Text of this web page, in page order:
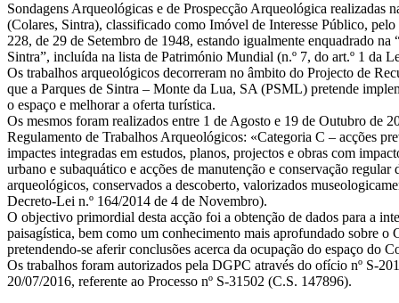
Sondagens Arqueológicas e de Prospecção Arqueológica realizadas
(Colares, Sintra), classificado como Imóvel de Interesse Público,
228, de 29 de Setembro de 1948, estando igualmente enquadrado na
Sintra”, incluída na lista de Património Mundial (n.º 7, do art.º 1 da
Os trabalhos arqueológicos decorreram no âmbito do Projecto de
que a Parques de Sintra – Monte da Lua, SA (PSML) pretende
o espaço e melhorar a oferta turística.
Os mesmos foram realizados entre 1 de Agosto e 19 de Outubro de
Regulamento de Trabalhos Arqueológicos: «Categoria C – acções
impactes integradas em estudos, planos, projectos e obras com
urbano e subaquático e acções de manutenção e conservação
arqueológicos, conservados a descoberto, valorizados
Decreto-Lei n.º 164/2014 de 4 de Novembro).
O objectivo primordial desta acção foi a obtenção de dados para a
paisagística, bem como um conhecimento mais aprofundado sobre o
pretendendo-se aferir conclusões acerca da ocupação do espaço do
Os trabalhos foram autorizados pela DGPC através do ofício nº S-
20/07/2016, referente ao Processo nº S-31502 (C.S. 147896).